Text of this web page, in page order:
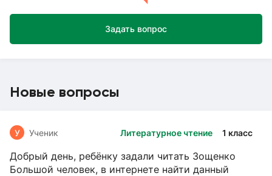
Задать вопрос
Новые вопросы
Литературное чтение 1 класс
У Ученик
Добрый день, ребёнку задали читать Зощенко
Большой человек, в интернете найти данный